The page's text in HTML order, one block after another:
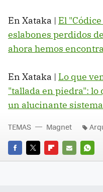
En Xataka | El
eslabones perdidos
ahora hemos
En Xataka | Lo que
"tallada en piedra": lo
un alucinante
FACEBOOK
TWITTERFLIPBOARD
E-
TEMAS Magnet